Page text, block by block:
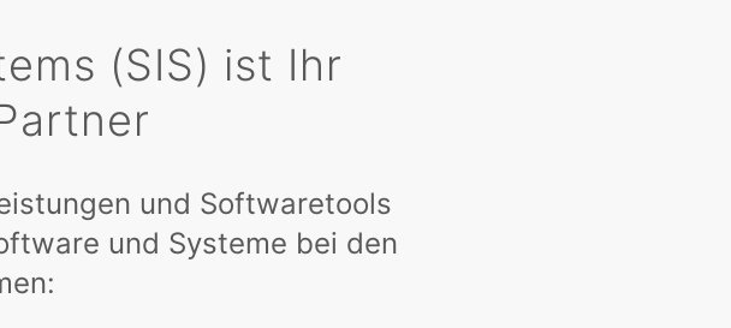
(SIS) ist Ihr
und Softwaretools
und Systeme bei den